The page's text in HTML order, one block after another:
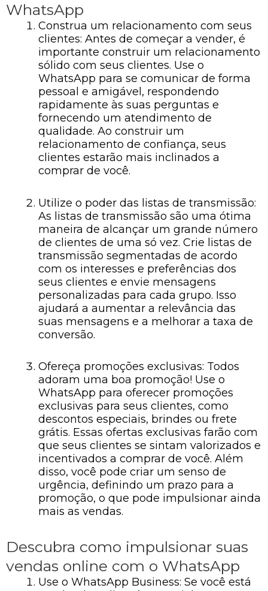
WhatsApp
Construa um relacionamento com seus
clientes: Antes de começar a vender, é
importante construir um relacionamento
sólido com seus clientes. Use o
WhatsApp para se comunicar de forma
pessoal e amigável, respondendo
rapidamente às suas perguntas e
fornecendo um atendimento de
qualidade. Ao construir um
relacionamento de confiança, seus
clientes estarão mais inclinados a
comprar de você.
Utilize o poder das listas de transmissão:
As listas de transmissão são uma ótima
maneira de alcançar um grande número
de clientes de uma só vez. Crie listas de
transmissão segmentadas de acordo
com os interesses e preferências dos
seus clientes e envie mensagens
personalizadas para cada grupo. Isso
ajudará a aumentar a relevância das
suas mensagens e a melhorar a taxa de
conversão.
Ofereça promoções exclusivas: Todos
adoram uma boa promoção! Use o
WhatsApp para oferecer promoções
exclusivas para seus clientes, como
descontos especiais, brindes ou frete
grátis. Essas ofertas exclusivas farão com
que seus clientes se sintam valorizados e
incentivados a comprar de você. Além
disso, você pode criar um senso de
urgência, definindo um prazo para a
promoção, o que pode impulsionar ainda
mais as vendas.
Descubra como impulsionar suas
vendas online com o WhatsApp
Use o WhatsApp Business: Se você está